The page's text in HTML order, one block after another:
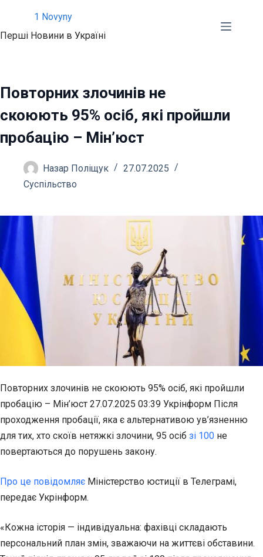
вмісту
1 Novyny
Перші Новини в Україні
Повторних злочинів не
скоюють 95% осіб, які пройшли
пробацію – Мін’юст
Назар Поліщук
27.07.2025
Суспільство
Повторних злочинів не скоюють 95% осіб, які пройшли
пробацію – Мін’юст 27.07.2025 03:39 Укрінформ Після
проходження пробації, яка є альтернативою ув’язненню
для тих, хто скоїв нетяжкі злочини, 95 осіб зі 100 не
повертаються до порушень закону.
Про це повідомляє Міністерство юстиції в Телеграмі,
передає Укрінформ.
«Кожна історія — індивідуальна: фахівці складають
персональний план змін, зважаючи на життєві обставини.